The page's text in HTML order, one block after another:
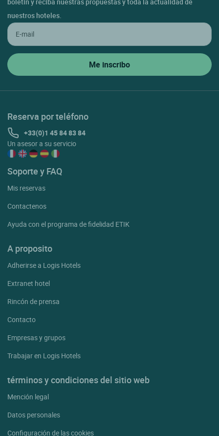
nuestros hoteles.
Reserva por teléfono
+33(0)1 45 84 83 84
Un asesor a su servicio
Soporte y FAQ
Mis reservas
Contactenos
Ayuda con el programa de fidelidad ETIK
A proposito
Adherirse a Logis Hotels
Extranet hotel
Rincón de prensa
Contacto
Empresas y grupos
Trabajar en Logis Hotels
términos y condiciones del sitio web
Mención legal
Datos personales
Configuración de las cookies